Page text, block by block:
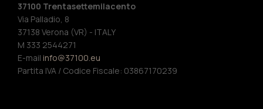
37100 Trentasettemilacento
Via Palladio, 8
37138 Verona (VR) - ITALY
M 333 2544271
E-mail info@37100.eu
Partita IVA / Codice Fiscale: 03867170239